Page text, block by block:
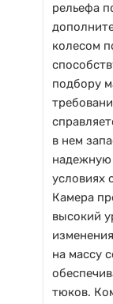
рельефа
колесом
подбору
в нем
надежную
условиях
Камера
высокий
на массу
тюков.